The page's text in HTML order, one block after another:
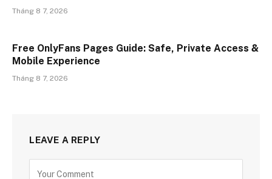
Tháng 8 7, 2026
Free OnlyFans Pages Guide: Safe, Private Access &
Mobile Experience
Tháng 8 7, 2026
LEAVE A REPLY